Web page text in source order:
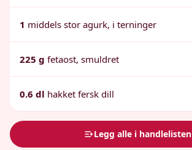
1 middels stor agurk, i terninger
225 g fetaost, smuldret
0.6 dl hakket fersk dill
Legg alle i handlelisten